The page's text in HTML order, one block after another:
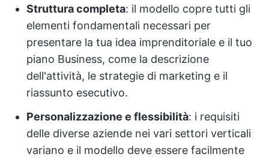
Struttura completa: il modello copre tutti gli
elementi fondamentali necessari per
presentare la tua idea imprenditoriale e il tuo
piano Business, come la descrizione
dell'attività, le strategie di marketing e il
riassunto esecutivo.
Personalizzazione e flessibilità: i requisiti
delle diverse aziende nei vari settori verticali
variano e il modello deve essere facilmente